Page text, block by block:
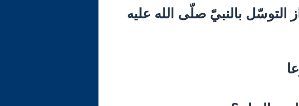
التوسّل بالنبيّ صلّى الله عليه